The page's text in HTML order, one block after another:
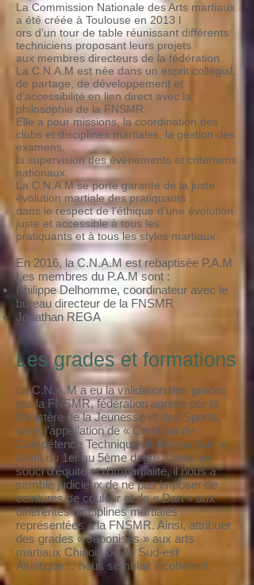
La Commission Nationale des Arts martiaux
a été créée à Toulouse en 2013 l
ors d’un tour de table réunissant différents
techniciens proposant leurs projets
aux membres directeurs de la fédération.
La C.N.A.M est née dans un esprit collégial,
de partage, de développement et
d’accessibilité en lien direct avec la
philosophie de la FNSMR.
Elle a pour missions, la coordination des
clubs et disciplines martiales, la gestion des
examens,
la supervision des évènements et criteriums
nationaux.
La C.N.A.M se porte garante de la juste
évolution martiale des pratiquants
dans le respect de l’éthique d’une évolution
juste et accessible à tous les
pratiquants et à tous les styles martiaux.
En 2016, la C.N.A.M est rebaptisée P.A.M
Les membres du P.A.M sont :
Philippe Delhomme, coordinateur avec le
bureau directeur de la FNSMR
Jonathan REGA
Les grades et formations
La C.N.A.M a eu la validation des grades
par la FNSMR, fédération agréée par le
Ministère de la Jeunesse et des Sports,
sous l’appellation de « Certificat de
Compétence Technique de niveau Noir »
allant du 1er au 5ème degré. Dans un
souci d’équité et d’impartialité, il nous a
semblé judicieux de ne pas imposer de
ceintures de couleur et de « Dan » aux
différentes disciplines martiales
représentées à la FNSMR. Ainsi, attribuer
des grades « Japonisés » aux arts
martiaux Chinois ou du Sud-est
Asiatique… nous semblait incohérent.